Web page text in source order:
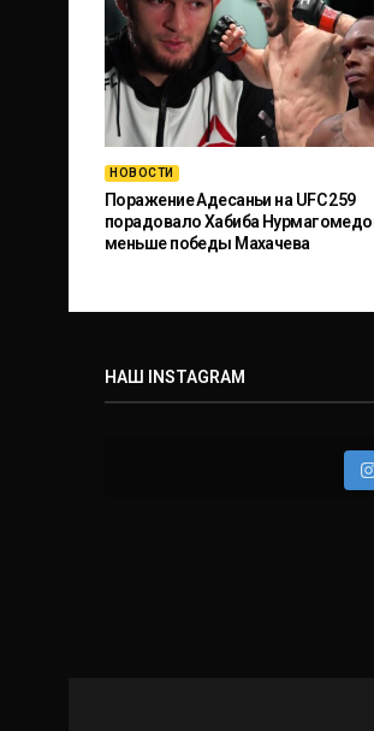
НОВОСТИ
Поражение Адесаньи на UFC 259
порадовало Хабиба
меньше победы Махачева
НАШ INSTAGRAM